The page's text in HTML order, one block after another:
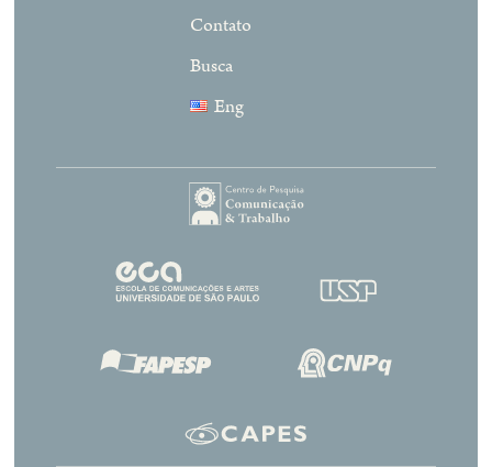
Contato
Busca
Eng